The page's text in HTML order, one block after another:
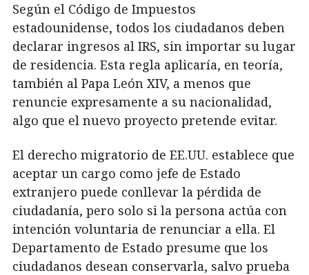
Según el Código de Impuestos
estadounidense, todos los ciudadanos deben
declarar ingresos al IRS, sin importar su lugar
de residencia. Esta regla aplicaría, en teoría,
también al Papa León XIV, a menos que
renuncie expresamente a su nacionalidad,
algo que el nuevo proyecto pretende evitar.
El derecho migratorio de EE.UU. establece que
aceptar un cargo como jefe de Estado
extranjero puede conllevar la pérdida de
ciudadanía, pero solo si la persona actúa con
intención voluntaria de renunciar a ella. El
Departamento de Estado presume que los
ciudadanos desean conservarla, salvo prueba